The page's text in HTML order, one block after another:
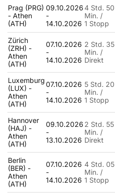
Prag (PRG)
- Athen
(ATH)
09.10.2026
-
14.10.2026
4 Std. 50
Min. /
1 Stopp
Zürich
(ZRH) -
Athen
(ATH)
07.10.2026
-
14.10.2026
2 Std. 35
Min. /
Direkt
Luxemburg
(LUX) -
Athen
(ATH)
07.10.2026
-
14.10.2026
5 Std. 20
Min. /
1 Stopp
Hannover
(HAJ) -
Athen
(ATH)
09.10.2026
-
13.10.2026
2 Std. 55
Min. /
Direkt
Berlin
(BER) -
Athen
(ATH)
07.10.2026
-
14.10.2026
4 Std. 05
Min. /
1 Stopp